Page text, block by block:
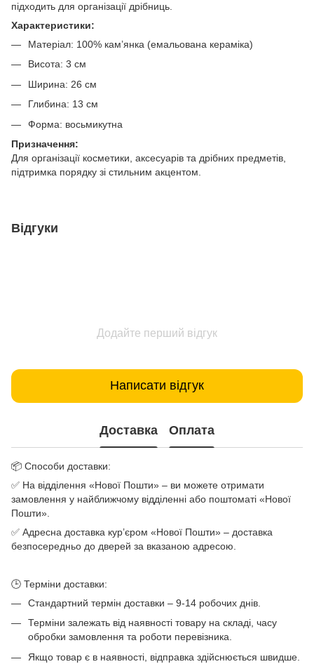
підходить для організації дрібниць.
Характеристики:
Матеріал: 100% кам’янка (емальована кераміка)
Висота: 3 см
Ширина: 26 см
Глибина: 13 см
Форма: восьмикутна
Призначення:
Для організації косметики, аксесуарів та дрібних предметів,
підтримка порядку зі стильним акцентом.
Відгуки
Додайте перший відгук
Написати відгук
Доставка Оплата
📦 Способи доставки:
✅ На відділення «Нової Пошти» – ви можете отримати
замовлення у найближчому відділенні або поштоматі «Нової
Пошти».
✅ Адресна доставка кур’єром «Нової Пошти» – доставка
безпосередньо до дверей за вказаною адресою.
🕒 Терміни доставки:
Стандартний термін доставки – 9-14 робочих днів.
Терміни залежать від наявності товару на складі, часу
обробки замовлення та роботи перевізника.
Якщо товар є в наявності, відправка здійснюється швидше.